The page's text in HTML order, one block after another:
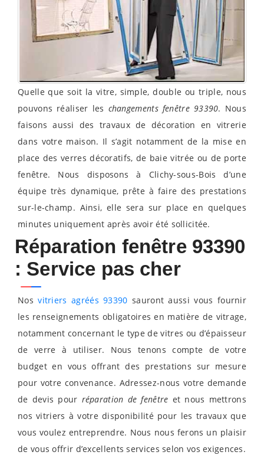
Quelle que soit la vitre, simple, double ou triple, nous
pouvons réaliser les changements fenêtre 93390. Nous
faisons aussi des travaux de décoration en vitrerie
dans votre maison. Il s’agit notamment de la mise en
place des verres décoratifs, de baie vitrée ou de porte
fenêtre. Nous disposons à Clichy-sous-Bois d’une
équipe très dynamique, prête à faire des prestations
sur-le-champ. Ainsi, elle sera sur place en quelques
minutes uniquement après avoir été sollicitée.
Réparation fenêtre 93390
: Service pas cher
Nosvitriers agréés 93390 sauront aussi vous fournir
les renseignements obligatoires en matière de vitrage,
notamment concernant le type de vitres ou d’épaisseur
de verre à utiliser. Nous tenons compte de votre
budget en vous offrant des prestations sur mesure
pour votre convenance. Adressez-nous votre demande
de devis pour réparation de fenêtre et nous mettrons
nos vitriers à votre disponibilité pour les travaux que
vous voulez entreprendre. Nous nous ferons un plaisir
de vous offrir d’excellents services selon vos exigences.